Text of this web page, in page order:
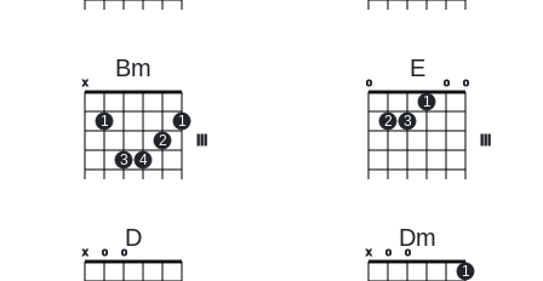
Bm
x
1
3 4
2
1
E
o
2 3
1
o o
D
x o o
Dm
x o o
1